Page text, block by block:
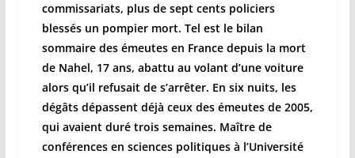
commissariats, plus de sept cents policiers
blessés un pompier mort. Tel est le bilan
sommaire des émeutes en France depuis la mort
de Nahel, 17 ans, abattu au volant d’une voiture
alors qu’il refusait de s’arrêter. En six nuits, les
dégâts dépassent déjà ceux des émeutes de 2005,
qui avaient duré trois semaines. Maître de
conférences en sciences politiques à l’Université